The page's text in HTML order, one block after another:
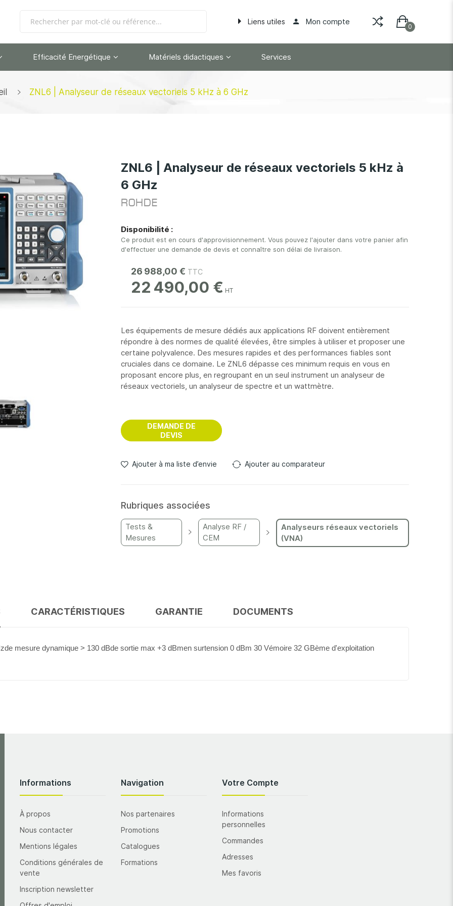
Liens utiles Mon compte
Efficacité Energétique Matériels didactiques Services
ZNL6 | Analyseur de réseaux vectoriels 5 kHz à 6 GHz
ZNL6 | Analyseur de réseaux vectoriels 5 kHz à
6 GHz
ROHDE
Disponibilité :
Ce produit est en cours d'approvisionnement. Vous pouvez l'ajouter dans votre panier afin
d'effectuer une demande de devis et connaître son délai de livraison.
26 988,00 €
22 490,00 €
Les équipements de mesure dédiés aux applications RF doivent entièrement
répondre à des normes de qualité élevées, être simples à utiliser et proposer une
certaine polyvalence. Des mesures rapides et des performances fiables sont
cruciales dans ce domaine. Le ZNL6 dépasse ces minimum requis en vous en
proposant encore plus, en regroupant en un seul instrument un analyseur de
réseaux vectoriels, un analyseur de spectre et un wattmètre.
DEMANDE DE
DEVIS
Ajouter à ma liste d’envie Ajouter au comparateur
Rubriques associées
Tests &
Mesures
Analyse RF /
CEM
Analyseurs réseaux vectoriels
(VNA)
CARACTÉRISTIQUES GARANTIE DOCUMENTS
mesure dynamique > 130 dBde sortie max +3 dBmen surtension 0 dBm 30 Vémoire 32 GBème d'exploitation
Informations
À propos
Nous contacter
Mentions légales
Conditions générales de
vente
Inscription newsletter
Navigation
Nos partenaires
Promotions
Catalogues
Formations
Votre Compte
Informations
personnelles
Commandes
Adresses
Mes favoris